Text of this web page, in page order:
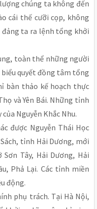
chúng ta không đến
cái thế cưỡi cọp, không
ta ra lệnh tổng khởi
toàn thể những người
quyết đồng tâm tổng
bàn thảo kế hoạch thực
và Yên Bái. Những tỉnh
Nguyễn Khắc Nhu.
được Nguyễn Thái Học
tỉnh Hải Dương, mới
Tây, Hải Dương, Hải
Phả Lại. Các tỉnh miền
động.
phụ trách. Tại Hà Nội,